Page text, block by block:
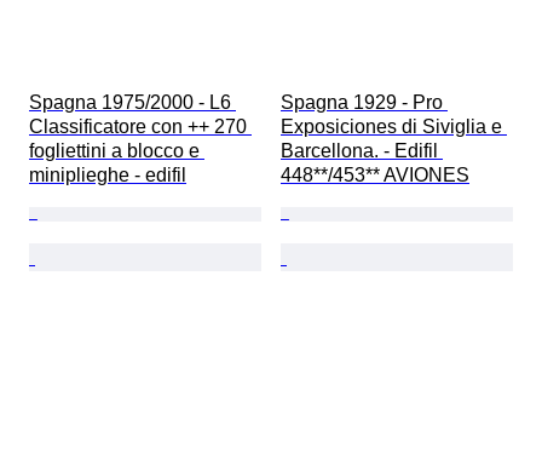
Spagna 1975/2000 - L6
Classificatore con ++ 270
fogliettini a blocco e
miniplieghe - edifil
Spagna 1929 - Pro
Exposiciones di Siviglia e
Barcellona. - Edifil
448**/453** AVIONES